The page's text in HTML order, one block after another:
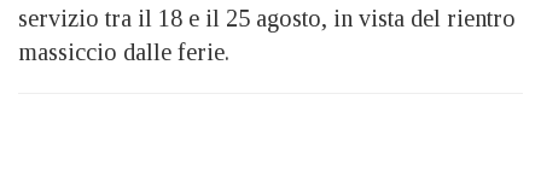
servizio tra il 18 e il 25 agosto, in vista del rientro
massiccio dalle ferie.